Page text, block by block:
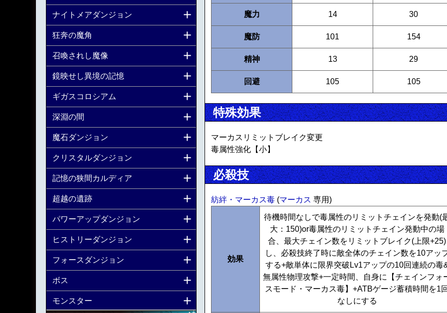
魔力 14 30
魔防 101 154
精神 13 29
回避 105 105
特殊効果
マーカスリミットブレイク変更
毒属性強化【小】
必殺技
紡絆・マーカス毒 (マーカス 専用)
効果
待機時間なしで毒属性のリミットチェインを発動(
大：150)or毒属性のリミットチェイン発動中の場
合、最大チェイン数をリミットブレイク(上限+25)
し、必殺技終了時に敵全体のチェイン数を10アッ
する+敵単体に限界突破Lv1アップの10回連続の毒
無属性物理攻撃+一定時間、自身に【チェインフォ
スモード・マーカス毒】+ATBゲージ蓄積時間を1
なしにする
ナイトメアダンジョン
狂奔の魔角
召喚されし魔像
鏡映せし異境の記憶
ギガスコロシアム
深淵の間
魔石ダンジョン
クリスタルダンジョン
記憶の狭間カルディア
超越の遺跡
パワーアップダンジョン
ヒストリーダンジョン
フォースダンジョン
ボス
モンスター